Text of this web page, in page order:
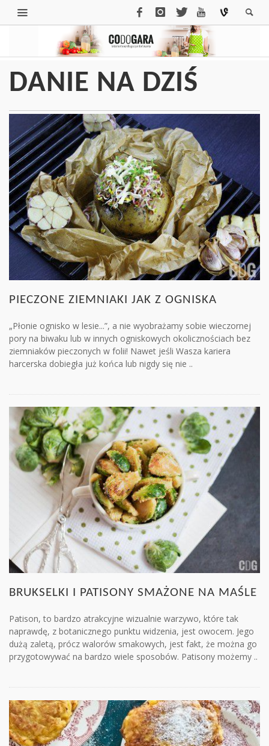
DANIE NA DZIŚ
PIECZONE ZIEMNIAKI JAK Z OGNISKA
„Płonie ognisko w lesie...”, a nie wyobrażamy sobie wieczornej
pory na biwaku lub w innych ogniskowych okolicznościach bez
ziemniaków pieczonych w folii! Nawet jeśli Wasza kariera
harcerska dobiegła już końca lub nigdy się nie ..
BRUKSELKI I PATISONY SMAŻONE NA MAŚLE
Patison, to bardzo atrakcyjne wizualnie warzywo, które tak
naprawdę, z botanicznego punktu widzenia, jest owocem. Jego
dużą zaletą, prócz walorów smakowych, jest fakt, że można go
przygotowywać na bardzo wiele sposobów. Patisony możemy ..